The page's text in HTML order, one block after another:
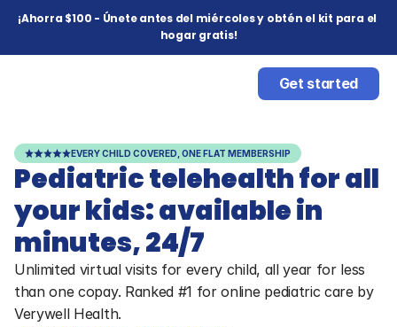
¡Ahorra $100 - Únete antes del miércoles y obtén el kit para el
hogar gratis!
Get started
EVERY CHILD COVERED, ONE FLAT MEMBERSHIP
Pediatric telehealth for all
your kids: available in
minutes, 24/7
Unlimited virtual visits for every child, all year for less
than one copay. Ranked #1 for online pediatric care by
Verywell Health.